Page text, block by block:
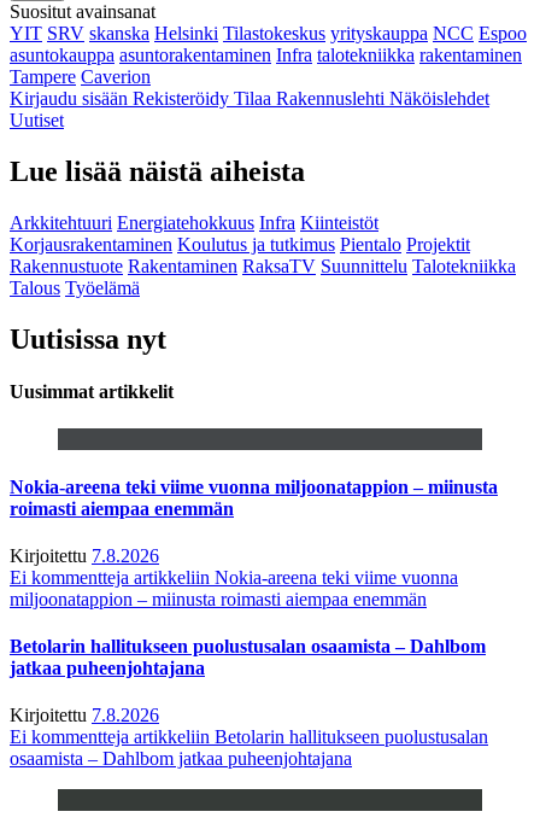
Suositut avainsanat
YIT SRV skanska Helsinki Tilastokeskus yrityskauppa NCC Espoo
asuntokauppa asuntorakentaminen Infra talotekniikka rakentaminen
Tampere Caverion
Kirjaudu sisään Rekisteröidy Tilaa Rakennuslehti Näköislehdet
Uutiset
Lue lisää näistä aiheista
Arkkitehtuuri Energiatehokkuus Infra Kiinteistöt
Korjausrakentaminen Koulutus ja tutkimus Pientalo Projektit
Rakennustuote Rakentaminen RaksaTV Suunnittelu Talotekniikka
Talous Työelämä
Uutisissa nyt
Uusimmat artikkelit
Nokia-areena teki viime vuonna miljoonatappion – miinusta
roimasti aiempaa enemmän
Kirjoitettu 7.8.2026
Ei kommentteja artikkeliin Nokia-areena teki viime vuonna
miljoonatappion – miinusta roimasti aiempaa enemmän
Betolarin hallitukseen puolustusalan osaamista – Dahlbom
jatkaa puheenjohtajana
Kirjoitettu 7.8.2026
Ei kommentteja artikkeliin Betolarin hallitukseen puolustusalan
osaamista – Dahlbom jatkaa puheenjohtajana